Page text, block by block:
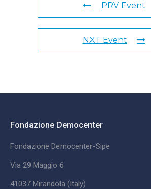
PRV Event
NXT Event
Fondazione Democenter
Fondazione Democenter-Sipe
Via 29 Maggio 6
41037 Mirandola (Italy)